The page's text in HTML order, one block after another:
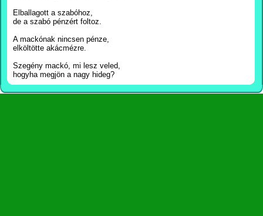
Elballagott a szabóhoz,
de a szabó pénzért foltoz.
A mackónak nincsen pénze,
elköltötte akácmézre.
Szegény mackó, mi lesz veled,
hogyha megjön a nagy hideg?